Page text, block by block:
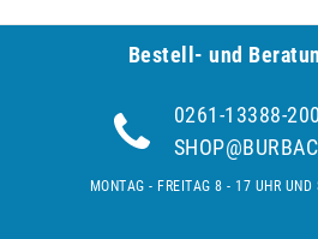
Bestell- und
0261-13388-200
MONTAG - FREITAG 8 - 17 UHR